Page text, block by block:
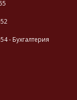
- Бухгалтерия